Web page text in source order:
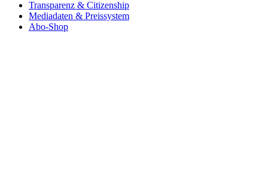
Transparenz & Citizenship
Mediadaten & Preissystem
Abo-Shop